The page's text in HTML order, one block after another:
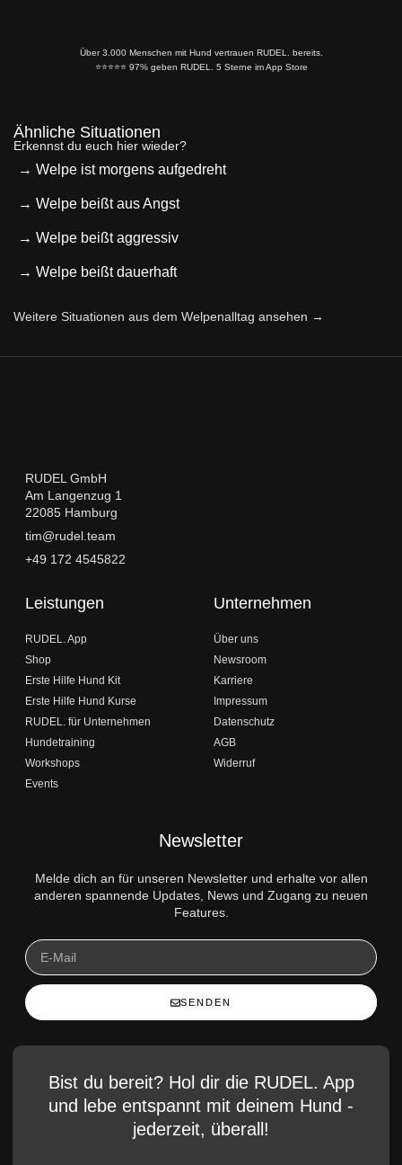
Über 3.000 Menschen mit Hund vertrauen RUDEL. bereits.
⭐️⭐️⭐️⭐️⭐️ 97% geben RUDEL. 5 Sterne im App Store
Ähnliche Situationen
Erkennst du euch hier wieder?
→ Welpe ist morgens aufgedreht
→ Welpe beißt aus Angst
→ Welpe beißt aggressiv
→ Welpe beißt dauerhaft
Weitere Situationen aus dem Welpenalltag ansehen →
RUDEL GmbH
Am Langenzug 1
22085 Hamburg
tim@rudel.team
+49 172 4545822
Leistungen
RUDEL. App
Shop
Erste Hilfe Hund Kit
Erste Hilfe Hund Kurse
RUDEL. für Unternehmen
Hundetraining
Workshops
Events
Unternehmen
Über uns
Newsroom
Karriere
Impressum
Datenschutz
AGB
Widerruf
Newsletter
Melde dich an für unseren Newsletter und erhalte vor allen
anderen spannende Updates, News und Zugang zu neuen
Features.
SENDEN
Bist du bereit? Hol dir die RUDEL. App
und lebe entspannt mit deinem Hund -
jederzeit, überall!